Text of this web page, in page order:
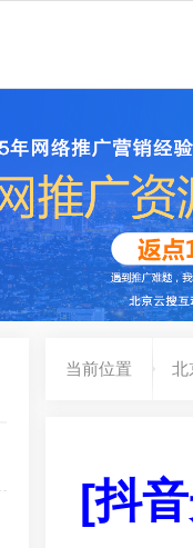
当前位置 北
[抖